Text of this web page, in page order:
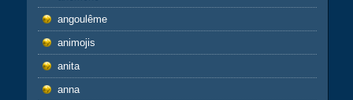
angoulême
animojis
anita
anna